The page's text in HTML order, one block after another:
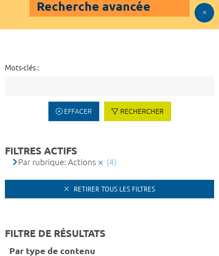
Recherche avancée
Mots-clés :
EFFACER RECHERCHER
FILTRES ACTIFS
Par rubrique: Actions (4)
RETIRER TOUS LES FILTRES
FILTRE DE RÉSULTATS
Par type de contenu